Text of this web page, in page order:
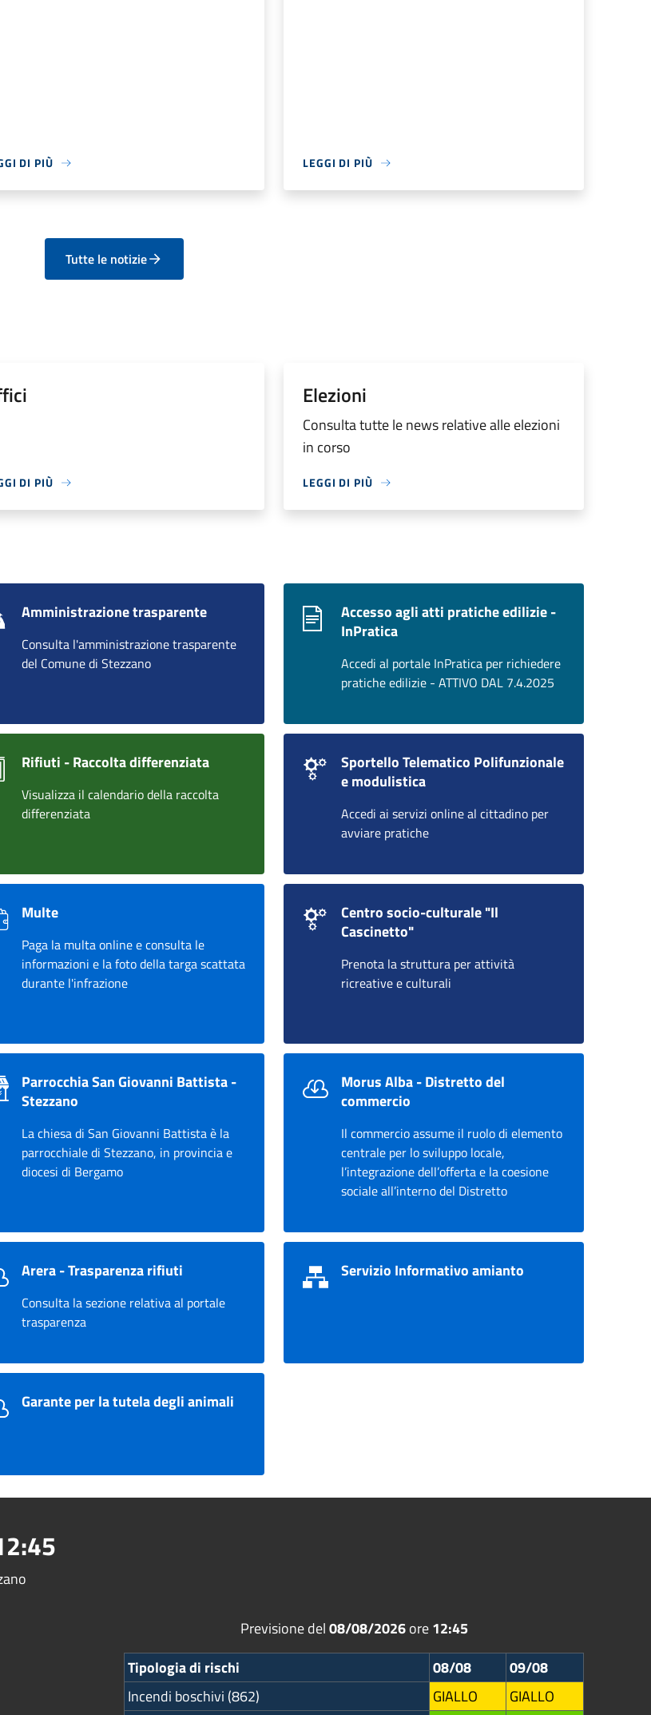
DI PIÙ LEGGI DI PIÙ
Tutte le notizie
DI PIÙ
Elezioni
Consulta tutte le news relative alle elezioni
in corso
LEGGI DI PIÙ
Amministrazione trasparente
Consulta l'amministrazione trasparente
del Comune di Stezzano
Accesso agli atti pratiche edilizie -
InPratica
Accedi al portale InPratica per richiedere
pratiche edilizie - ATTIVO DAL 7.4.2025
Rifiuti - Raccolta differenziata
Visualizza il calendario della raccolta
differenziata
Sportello Telematico Polifunzionale
e modulistica
Accedi ai servizi online al cittadino per
avviare pratiche
Multe
Paga la multa online e consulta le
informazioni e la foto della targa scattata
durante l'infrazione
Centro socio-culturale "Il
Cascinetto"
Prenota la struttura per attività
ricreative e culturali
Parrocchia San Giovanni Battista -
Stezzano
La chiesa di San Giovanni Battista è la
parrocchiale di Stezzano, in provincia e
diocesi di Bergamo
Morus Alba - Distretto del
commercio
Il commercio assume il ruolo di elemento
centrale per lo sviluppo locale,
l’integrazione dell’offerta e la coesione
sociale all’interno del Distretto
Arera - Trasparenza rifiuti
Consulta la sezione relativa al portale
trasparenza
Servizio Informativo amianto
Garante per la tutela degli animali
Previsione del08/08/2026ore12:45
Tipologia di rischi
08/08
09/08
Incendi boschivi (862)
GIALLO
GIALLO